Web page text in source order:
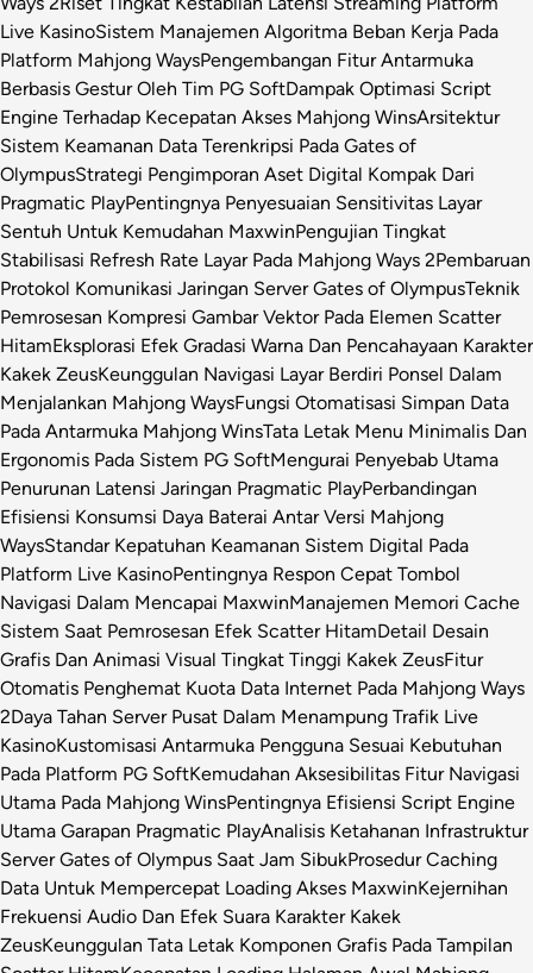
Live KasinoSistem Manajemen Algoritma Beban Kerja Pada
Platform Mahjong WaysPengembangan Fitur Antarmuka
Berbasis Gestur Oleh Tim PG SoftDampak Optimasi Script
Engine Terhadap Kecepatan Akses Mahjong WinsArsitektur
Sistem Keamanan Data Terenkripsi Pada Gates of
OlympusStrategi Pengimporan Aset Digital Kompak Dari
Pragmatic PlayPentingnya Penyesuaian Sensitivitas Layar
Sentuh Untuk Kemudahan MaxwinPengujian Tingkat
Stabilisasi Refresh Rate Layar Pada Mahjong Ways 2Pembaruan
Protokol Komunikasi Jaringan Server Gates of OlympusTeknik
Pemrosesan Kompresi Gambar Vektor Pada Elemen Scatter
HitamEksplorasi Efek Gradasi Warna Dan Pencahayaan Karakter
Kakek ZeusKeunggulan Navigasi Layar Berdiri Ponsel Dalam
Menjalankan Mahjong WaysFungsi Otomatisasi Simpan Data
Pada Antarmuka Mahjong WinsTata Letak Menu Minimalis Dan
Ergonomis Pada Sistem PG SoftMengurai Penyebab Utama
Penurunan Latensi Jaringan Pragmatic PlayPerbandingan
Efisiensi Konsumsi Daya Baterai Antar Versi Mahjong
WaysStandar Kepatuhan Keamanan Sistem Digital Pada
Platform Live KasinoPentingnya Respon Cepat Tombol
Navigasi Dalam Mencapai MaxwinManajemen Memori Cache
Sistem Saat Pemrosesan Efek Scatter HitamDetail Desain
Grafis Dan Animasi Visual Tingkat Tinggi Kakek ZeusFitur
Otomatis Penghemat Kuota Data Internet Pada Mahjong Ways
2Daya Tahan Server Pusat Dalam Menampung Trafik Live
KasinoKustomisasi Antarmuka Pengguna Sesuai Kebutuhan
Pada Platform PG SoftKemudahan Aksesibilitas Fitur Navigasi
Utama Pada Mahjong WinsPentingnya Efisiensi Script Engine
Utama Garapan Pragmatic PlayAnalisis Ketahanan Infrastruktur
Server Gates of Olympus Saat Jam SibukProsedur Caching
Data Untuk Mempercepat Loading Akses MaxwinKejernihan
Frekuensi Audio Dan Efek Suara Karakter Kakek
ZeusKeunggulan Tata Letak Komponen Grafis Pada Tampilan